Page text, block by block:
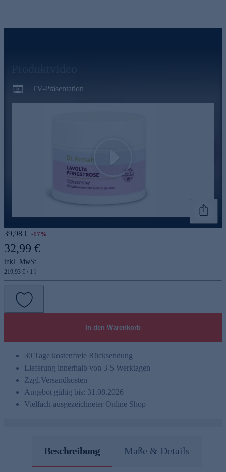
TV-Präsentation
Play
39,98 € -17%
32,99 €
inkl. MwSt.
219,93 € / 1 l
In den Warenkorb
30 Tage kostenfreie Rücksendung
Lieferung innerhalb von 3-5 Werktagen
Zzgl.Versandkosten
Angebot gültig bis: 31.08.2026
Vielfach ausgezeichneter Online Shop
Beschreibung Maße & Details